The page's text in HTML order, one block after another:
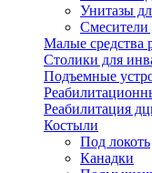
Унитазы
Смесители
Малые средства
Столики для
Подъемные
Реабилитация
Костыли
Под локоть
Канадки